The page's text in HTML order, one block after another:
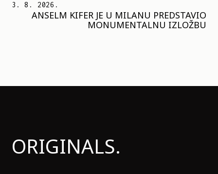
3. 8. 2026.
ANSELM KIFER JE U MILANU PREDSTAVIO
MONUMENTALNU IZLOŽBU
ORIGINALS.